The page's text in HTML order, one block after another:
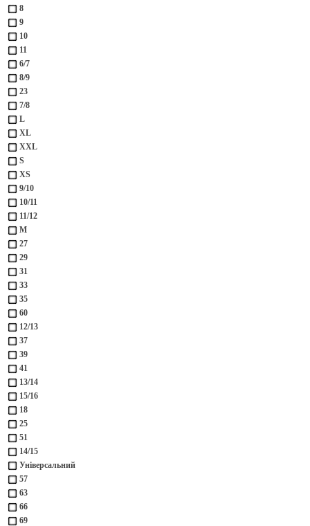
8
9
10
11
6/7
8/9
23
7/8
L
XL
XXL
S
XS
9/10
10/11
11/12
M
27
29
31
33
35
60
12/13
37
39
41
13/14
15/16
18
25
51
14/15
Універсальний
57
63
66
69